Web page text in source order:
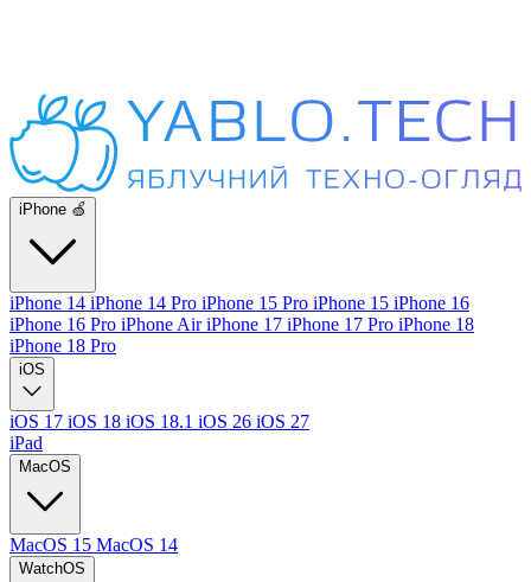
iPhone 🍏
iPhone 14 iPhone 14 Pro iPhone 15 Pro iPhone 15 iPhone 16
iPhone 16 Pro iPhone AiriPhone 17 iPhone 17 Pro iPhone 18
iPhone 18 Pro
iOS
iOS 17 iOS 18 iOS 18.1 iOS 26 iOS 27
iPad
MacOS
MacOS 15 MacOS 14
WatchOS